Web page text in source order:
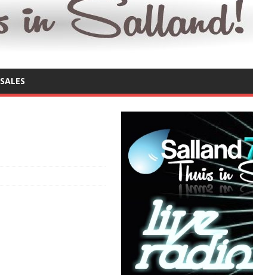
SALES